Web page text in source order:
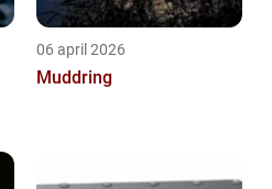
06 april 2026
Muddring